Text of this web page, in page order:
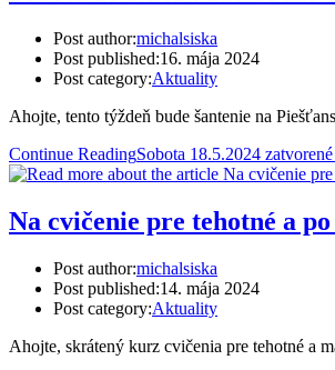
Post author:michalsiska
Post published:16. mája 2024
Post category:Aktuality
Ahojte, tento týždeň bude šantenie na
Continue ReadingSobota 18.5.2024
Na cvičenie pre tehotné a
Post author:michalsiska
Post published:14. mája 2024
Post category:Aktuality
Ahojte, skrátený kurz cvičenia pre tehotné a